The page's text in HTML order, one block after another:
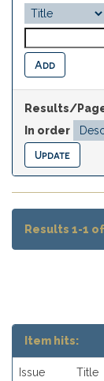
Results/
In order
Results 1-1
Item hits:
Issue
Title